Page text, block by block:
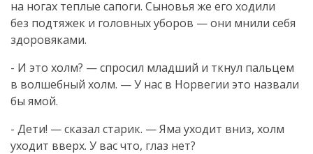
на ногах теплые сапоги. Сыновья же его ходили
без подтяжек и головных уборов — они мнили себя
здоровяками.
- И это холм? — спросил младший и ткнул пальцем
в волшебный холм. — У нас в Норвегии это назвали
бы ямой.
- Дети! — сказал старик. — Яма уходит вниз, холм
уходит вверх. У вас что, глаз нет?